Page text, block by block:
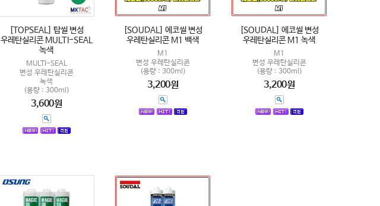
[TOPSEAL] 탑씰 변성
우레탄실리콘 MULTI-SEAL
녹색
MULTI-SEAL
변성 우레탄실리콘
녹색
(용량 : 300ml)
3,600원
[SOUDAL] 에코씰 변성
우레탄실리콘 M1 백색
M1
변성 우레탄실리콘
(용량 : 300ml)
3,200원
[SOUDAL] 에코씰 변성
우레탄실리콘 M1 녹색
M1
변성 우레탄실리콘
(용량 : 300ml)
3,200원